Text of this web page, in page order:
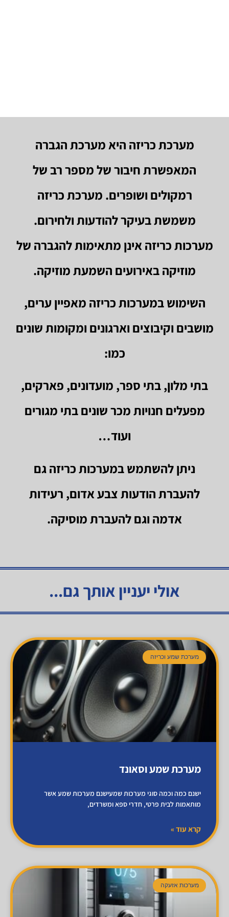
מערכת כריזה היא מערכת הגברה
המאפשרת חיבור של מספר רב של
רמקולים ושופרים. מערכת כריזה
משמשת בעיקר להודעות ולחירום.
מערכות כריזה אינן מתאימות להגברה של
מוזיקה באירועים השמעת מוזיקה.
השימוש במערכות כריזה מאפיין ערים,
מושבים וקיבוצים וארגונים ומקומות שונים
כמו:
בתי מלון, בתי ספר, מועדונים, פארקים,
מפעלים חנויות מכר שונים בתי מגורים
ועוד…
ניתן להשתמש במערכות כריזה גם
להעברת הודעות צבע אדום, רעידות
אדמה וגם להעברת מוסיקה.
אולי יעניין אותך גם...
מערכת שמע וכריזה
מערכת שמע וסאונד
ישנם כמה וכמה סוגי מערכות שמעישנם מערכות שמע אשר
מותאמות לבית פרטי, חדרי ספא ומשרדים,
קרא עוד »
מערכות אזעקה